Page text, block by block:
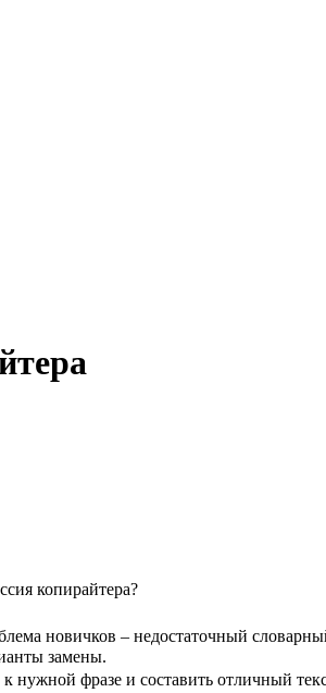
копирайтера?
новичков – недостаточный словарный
замены.
нужной фразе и составить отличный